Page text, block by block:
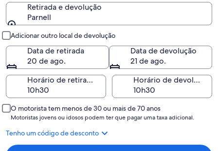
Retirada e devolução
Parnell
Adicionar outro local de devolução
Data de retirada
20 de ago.
Data de devolução
21 de ago.
Horário de retirada
Horário de devolução
O motorista tem menos de 30 ou mais de 70 anos
Motoristas jovens ou idosos podem ter que pagar uma taxa adicional.
Tenho um código de desconto